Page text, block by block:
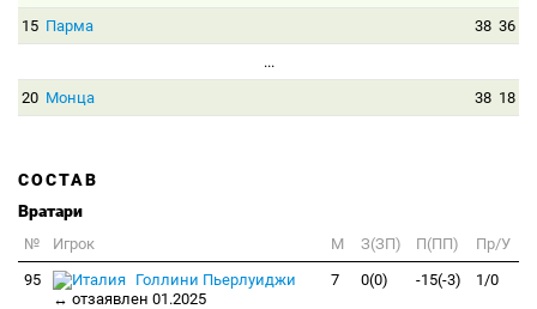
15 Парма 38 36
...
20 Монца 38 18
СОСТАВ
Вратари
№ Игрок M З(ЗП) П(ПП)
Пр/У
95
Голлини Пьерлуиджи
↔ отзаявлен 01.2025
7 0(0) -15(-3) 1/0